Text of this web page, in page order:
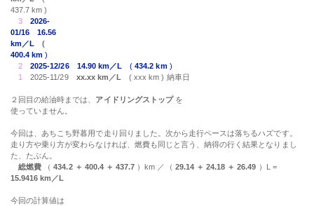
437.7 km )
3
2026-
01/16
16.56
km／L (
400.4 km )
2
2025-12/26 14.90 km／L (434.2 km)
1
2025-11/29 xx.xx km／L ( xxx km ) 納車日
２回目の給油時までは、 アイドリングストップを
使っていません。
今回は、あちこち野暮用で走り回りました。次から走行ペースは落ちるハズです。
走り方や乗り方が変わらなければ、燃費も同じと言う、納得の行く結果となりまし
た、たぶん。
総燃費 （434.2 ＋ 400.4 ＋ 437.7 ）km ／（ 29.14 ＋ 24.18 ＋ 26.49 ）L =
15.9416 km／L
今回の計算値は